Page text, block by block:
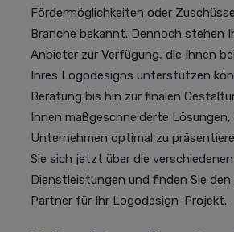
Fördermöglichkeiten oder
Branche bekannt. Dennoch stehen
Anbieter zur Verfügung, die Ihnen
Ihres Logodesigns unterstützen
Beratung bis hin zur finalen
Ihnen maßgeschneiderte Lösungen,
Unternehmen optimal zu
Sie sich jetzt über die verschiedenen
Dienstleistungen und finden Sie den
Partner für Ihr Logodesign-Projekt.